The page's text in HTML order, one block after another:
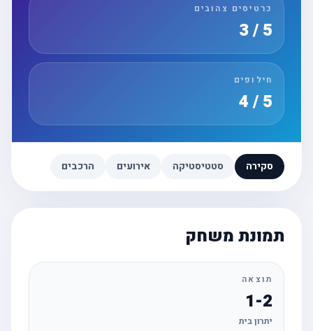
כרטיסים צהובים
חילופים
סקירה סטטיסטיקה אירועים הרכבים
תמונת משחק
תוצאה
1-2
יתרון בית